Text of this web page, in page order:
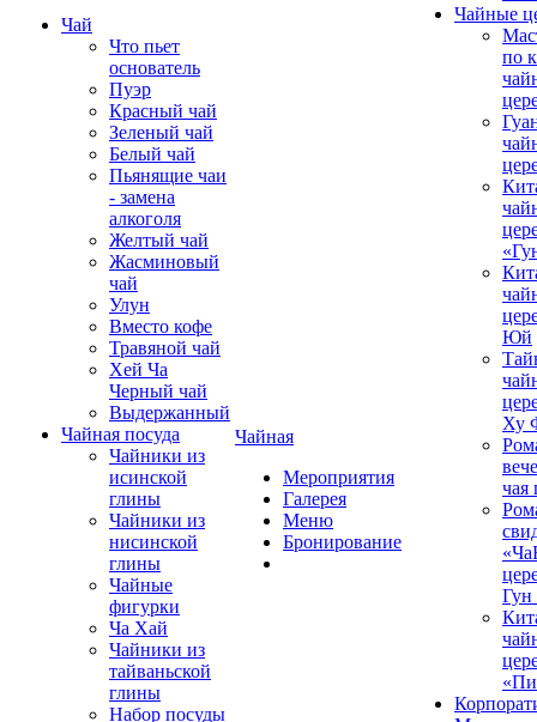
Чай
Что пьет
основатель
Пуэр
Красный чай
Зеленый чай
Белый чай
Пьянящие чаи
- замена
алкоголя
Желтый чай
Жасминовый
чай
Улун
Вместо кофе
Травяной чай
Хей Ча
Черный чай
Выдержанный
Чайная посуда
Чайники из
исинской
глины
Чайники из
нисинской
глины
Чайные
фигурки
Ча Хай
Чайники из
тайваньской
глины
Набор посуды
Чайная
Мероприятия
Галерея
Меню
Бронирование
Чайные
по
Юй
Ху